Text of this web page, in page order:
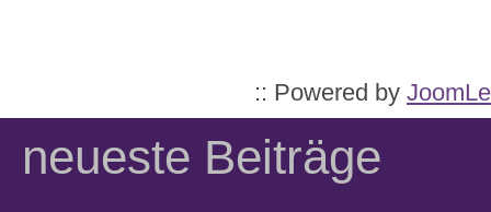
:: Powered by
neueste Beiträge